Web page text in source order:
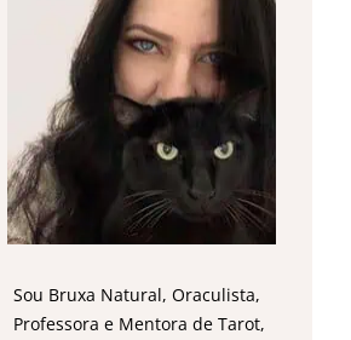
Sou Bruxa Natural, Oraculista,
Professora e Mentora de Tarot,